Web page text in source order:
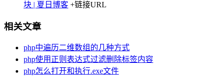
块 | 夏日博客 +链接URL
相关文章
php中遍历二维数组的几种方式
php使用正则表达式过滤删除标签内容
php怎么打开和执行.exe文件